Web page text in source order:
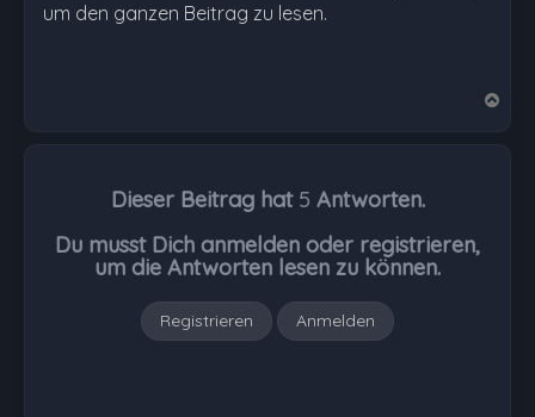
um den ganzen Beitrag zu lesen.
Dieser Beitrag hat 5 Antworten.
Du musst Dich anmelden oder registrieren,
um die Antworten lesen zu können.
Registrieren Anmelden